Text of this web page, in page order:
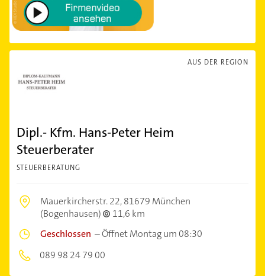
AUS DER REGION
Dipl.- Kfm. Hans-Peter Heim
Steuerberater
STEUERBERATUNG
Mauerkircherstr. 22,81679 München
(Bogenhausen)
11,6 km
Geschlossen –Öffnet Montag um 08:30
089 98 24 79 00